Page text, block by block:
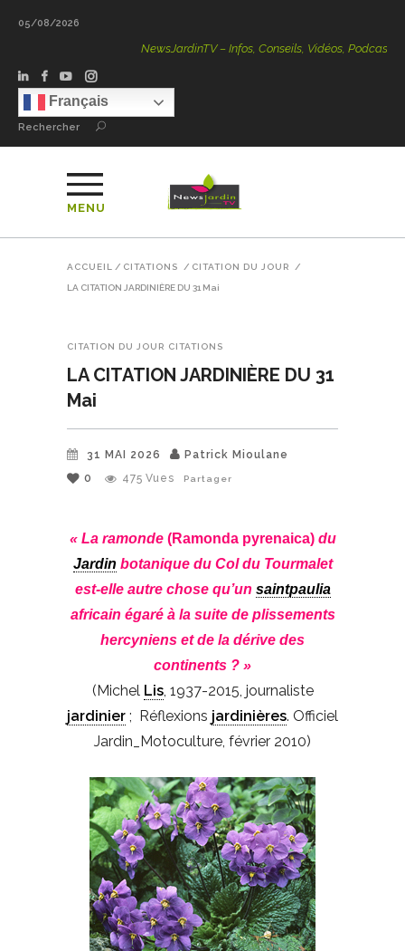
05/08/2026
NewsJardinTV – Infos, Conseils, Vidéos, Podcasts – 100
Français
Rechercher
MENU
ACCUEIL / CITATIONS / CITATION DU JOUR /
LA CITATION JARDINIÈRE DU 31 Mai
CITATION DU JOUR CITATIONS
LA CITATION JARDINIÈRE DU 31
Mai
31 MAI 2026
Patrick Mioulane
0
475 Vues Partager
« La ramonde (Ramonda pyrenaica)du
Jardin botanique du Col du Tourmalet
est-elle autre chose qu’un saintpaulia
africain égaré à la suite de plissements
hercyniens et de la dérive des
continents ? »
(Michel Lis, 1937-2015, journaliste
jardinier ; Réflexions jardinières. Officiel
Jardin_Motoculture, février 2010)